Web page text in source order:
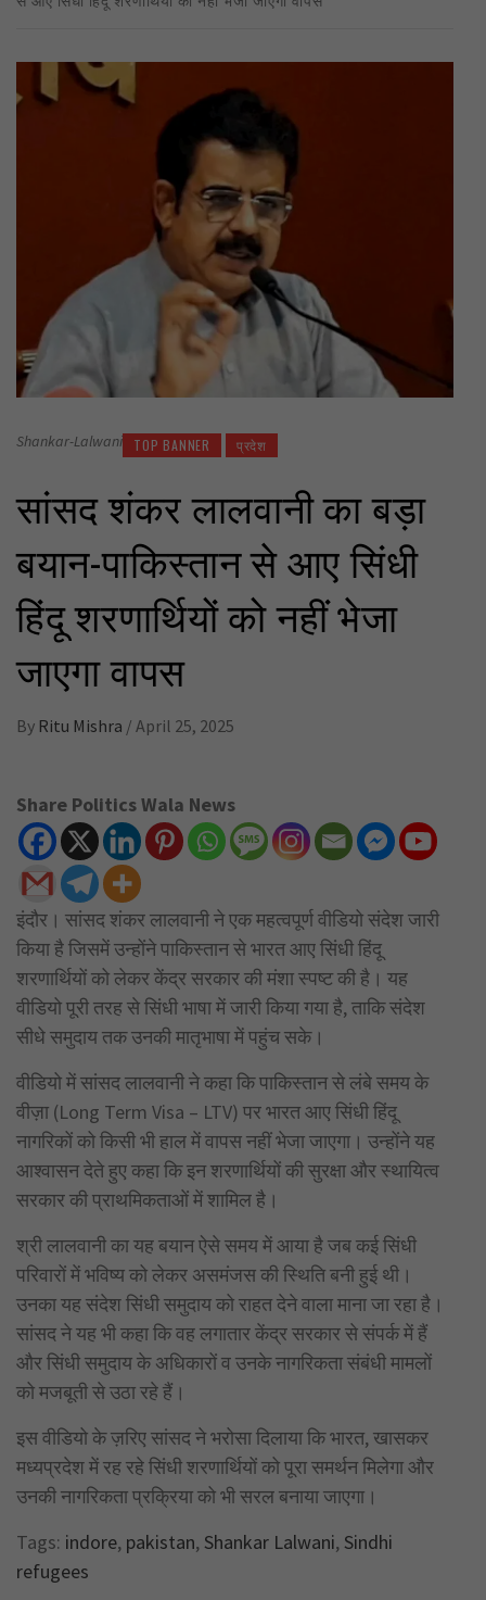
Shankar-Lalwani TOP BANNER प्रदेश
सांसद शंकर लालवानी का बड़ा
बयान-पाकिस्तान से आए सिंधी
हिंदू शरणार्थियों को नहीं भेजा
जाएगा वापस
By Ritu Mishra / April 25, 2025
Share Politics Wala News
इंदौर। सांसद शंकर लालवानी ने एक महत्वपूर्ण वीडियो संदेश जारी
किया है जिसमें उन्होंने पाकिस्तान से भारत आए सिंधी हिंदू
शरणार्थियों को लेकर केंद्र सरकार की मंशा स्पष्ट की है। यह
वीडियो पूरी तरह से सिंधी भाषा में जारी किया गया है, ताकि संदेश
सीधे समुदाय तक उनकी मातृभाषा में पहुंच सके।
वीडियो में सांसद लालवानी ने कहा कि पाकिस्तान से लंबे समय के
वीज़ा (Long Term Visa – LTV) पर भारत आए सिंधी हिंदू
नागरिकों को किसी भी हाल में वापस नहीं भेजा जाएगा। उन्होंने यह
आश्वासन देते हुए कहा कि इन शरणार्थियों की सुरक्षा और स्थायित्व
सरकार की प्राथमिकताओं में शामिल है।
श्री लालवानी का यह बयान ऐसे समय में आया है जब कई सिंधी
परिवारों में भविष्य को लेकर असमंजस की स्थिति बनी हुई थी।
उनका यह संदेश सिंधी समुदाय को राहत देने वाला माना जा रहा है।
सांसद ने यह भी कहा कि वह लगातार केंद्र सरकार से संपर्क में हैं
और सिंधी समुदाय के अधिकारों व उनके नागरिकता संबंधी मामलों
को मजबूती से उठा रहे हैं।
इस वीडियो के ज़रिए सांसद ने भरोसा दिलाया कि भारत, खासकर
मध्यप्रदेश में रह रहे सिंधी शरणार्थियों को पूरा समर्थन मिलेगा और
उनकी नागरिकता प्रक्रिया को भी सरल बनाया जाएगा।
Tags: indore, pakistan, Shankar Lalwani, Sindhi
refugees